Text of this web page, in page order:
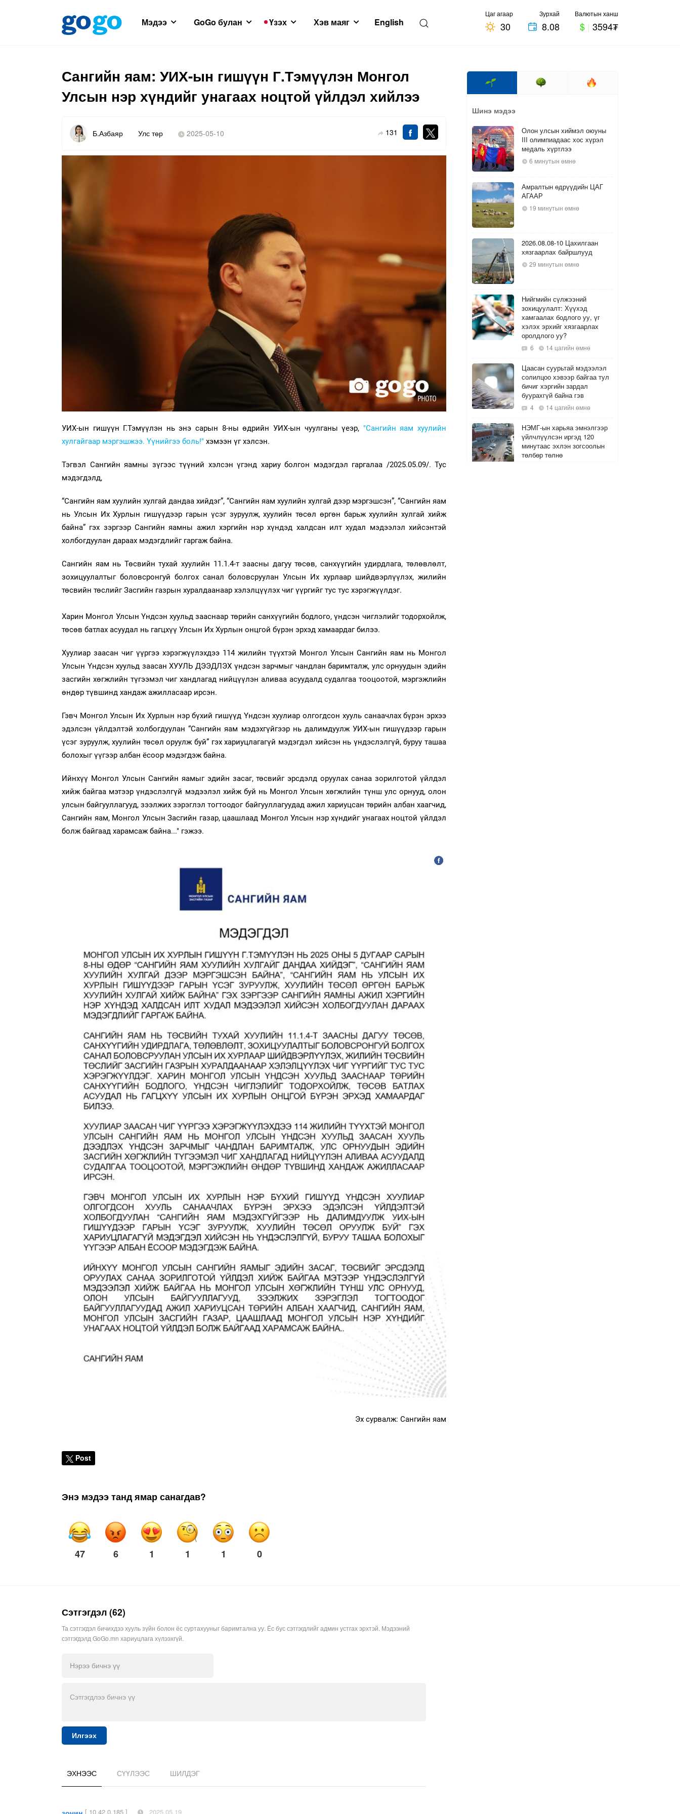
Мэдээ GoGo булан Үзэх Хэв маяг English
Цаг агаар
30
Зурхай
8.08
Валютын ханш
$ | 3594₮
Сангийн яам: УИХ-ын гишүүн Г.Тэмүүлэн Монгол
Улсын нэр хүндийг унагаах ноцтой үйлдэл хийлээ
Б.Азбаяр Улс төр 2025-05-10 131
УИХ-ын гишүүн Г.Тэмүүлэн нь энэ сарын 8-ны өдрийн УИХ-ын чуулганы үеэр, "Сангийн яам хуулийн
хулгайгаар мэргэшжээ. Үүнийгээ боль!" хэмээн үг хэлсэн.
Тэгвэл Сангийн яамны зүгээс түүний хэлсэн үгэнд хариу болгон мэдэгдэл гаргалаа /2025.05.09/. Тус
мэдэгдэлд,
“Сангийн яам хуулийн хулгай дандаа хийдэг”, “Сангийн яам хуулийн хулгай дээр мэргэшсэн”, “Сангийн яам
нь Улсын Их Хурлын гишүүдээр гарын үсэг зуруулж, хуулийн төсөл өргөн барьж хуулийн хулгай хийж
байна” гэх зэргээр Сангийн яамны ажил хэргийн нэр хүндэд халдсан илт худал мэдээлэл хийсэнтэй
холбогдуулан дараах мэдэгдлийг гаргаж байна.
Сангийн яам нь Төсвийн тухай хуулийн 11.1.4-т заасны дагуу төсөв, санхүүгийн удирдлага, төлөвлөлт,
зохицуулалтыг боловсронгуй болгох санал боловсруулан Улсын Их хурлаар шийдвэрлүүлэх, жилийн
төсвийн төслийг Засгийн газрын хуралдаанаар хэлэлцүүлэх чиг үүргийг тус тус хэрэгжүүлдэг.
Харин Монгол Улсын Үндсэн хуульд зааснаар төрийн санхүүгийн бодлого, үндсэн чиглэлийг тодорхойлж,
төсөв батлах асуудал нь гагцхүү Улсын Их Хурлын онцгой бүрэн эрхэд хамаардаг билээ.
Хуулиар заасан чиг үүргээ хэрэгжүүлэхдээ 114 жилийн түүхтэй Монгол Улсын Сангийн яам нь Монгол
Улсын Үндсэн хуульд заасан ХУУЛЬ ДЭЭДЛЭХ үндсэн зарчмыг чандлан баримталж, улс орнуудын эдийн
засгийн хөгжлийн түгээмэл чиг хандлагад нийцүүлэн аливаа асуудалд судалгаа тооцоотой, мэргэжлийн
өндөр түвшинд хандаж ажилласаар ирсэн.
Гэвч Монгол Улсын Их Хурлын нэр бүхий гишүүд Үндсэн хуулиар олгогдсон хууль санаачлах бүрэн эрхээ
эдэлсэн үйлдэлтэй холбогдуулан “Сангийн яам мэдэхгүйгээр нь далимдуулж УИХ-ын гишүүдээр гарын
үсэг зуруулж, хуулийн төсөл оруулж буй” гэх хариуцлагагүй мэдэгдэл хийсэн нь үндэслэлгүй, буруу ташаа
болохыг үүгээр албан ёсоор мэдэгдэж байна.
Ийнхүү Монгол Улсын Сангийн яамыг эдийн засаг, төсвийг эрсдэлд оруулах санаа зорилготой үйлдэл
хийж байгаа мэтээр үндэслэлгүй мэдээлэл хийж буй нь Монгол Улсын хөгжлийн түнш улс орнууд, олон
улсын байгууллагууд, зээлжих зэрэглэл тогтоодог байгууллагуудад ажил хариуцсан төрийн албан хаагчид,
Сангийн яам, Монгол Улсын Засгийн газар, цаашлаад Монгол Улсын нэр хүндийг унагаах ноцтой үйлдэл
болж байгаад харамсаж байна..." гэжээ.
Эх сурвалж: Сангийн яам
Post
Энэ мэдээ танд ямар санагдав?
47 6 1 1 1 0
Шинэ мэдээ
Олон улсын хиймэл оюуны
III олимпиадаас хос хүрэл
медаль хүртлээ
6 минутын өмнө
Амралтын өдрүүдийн ЦАГ
АГААР
19 минутын өмнө
2026.08.08-10 Цахилгаан
хязгаарлах байршлууд
29 минутын өмнө
Нийгмийн сүлжээний
зохицуулалт: Хүүхэд
хамгаалах бодлого уу, үг
хэлэх эрхийг хязгаарлах
оролдлого уу?
6 14 цагийн өмнө
Цаасан суурьтай мэдээлэл
солилцоо хэвээр байгаа тул
бичиг хэргийн зардал
буурахгүй байна гэв
4 14 цагийн өмнө
НЭМГ-ын харьяа эмнэлгээр
үйлчлүүлсэн иргэд 120
минутаас эхлэн зогсоолын
төлбөр төлнө
Сэтгэгдэл (62)
Та сэтгэгдэл бичихдээ хууль зүйн болон ёс суртахууныг баримтална уу. Ёс бус сэтгэгдлийг админ устгах эрхтэй. Мэдээний
сэтгэгдэлд GoGo.mn хариуцлага хүлээхгүй.
Илгээх
ЭХНЭЭС СҮҮЛЭЭС ШИЛДЭГ
[ 10.42.0.185 ] 2025.05.19